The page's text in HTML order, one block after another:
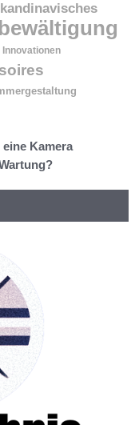
Kamera